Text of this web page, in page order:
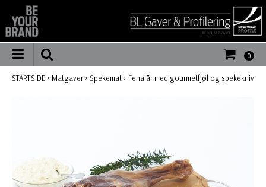
0
STARTSIDE> Matgaver> Spekemat> Fenalår med gourmetfjøl og spekekniv